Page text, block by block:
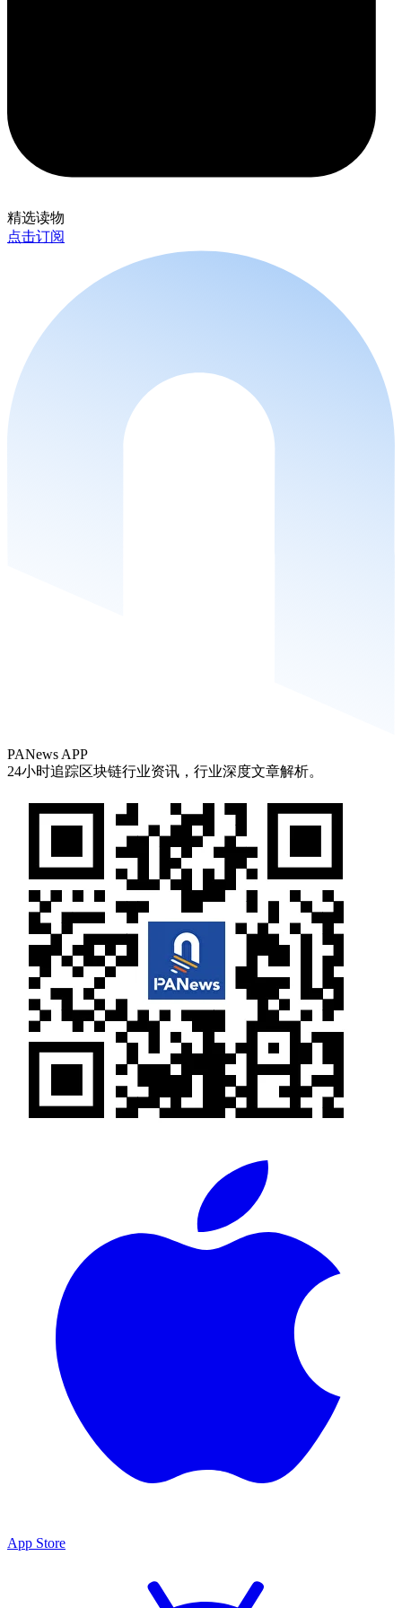
精选读物
点击订阅
PANews APP
24小时追踪区块链行业资讯，行业深度文章解析。
App Store